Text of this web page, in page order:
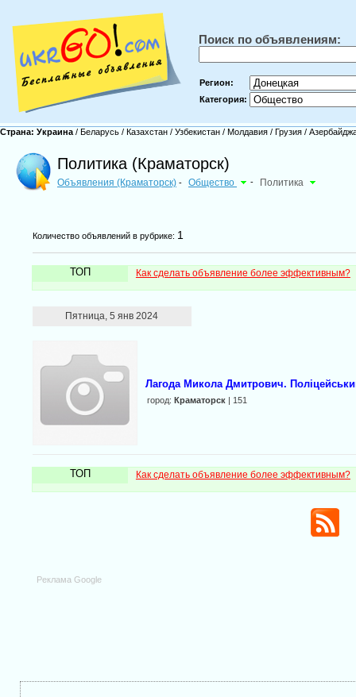
Поиск по объявлениям:
Регион:
Категория:
Страна: Украина / Беларусь / Казахстан / Узбекистан / Молдавия / Грузия /
Политика (Краматорск)
Объявления (Краматорск) - Общество - Политика
Количество объявлений в рубрике: 1
ТОП Как сделать объявление более эффективным?
Пятница, 5 янв 2024
Лагода Микола Дмитрович.
город: Краматорск| 151
ТОП Как сделать объявление более эффективным?
Реклама Google